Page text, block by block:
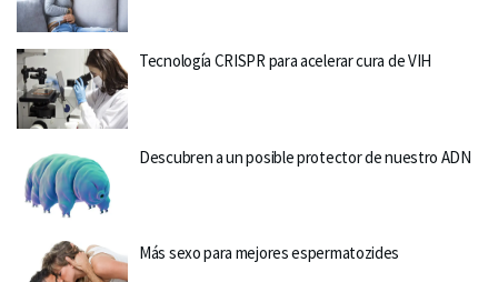
Tecnología CRISPR para acelerar cura de VIH
Descubren a un posible protector de nuestro ADN
Más sexo para mejores espermatozides